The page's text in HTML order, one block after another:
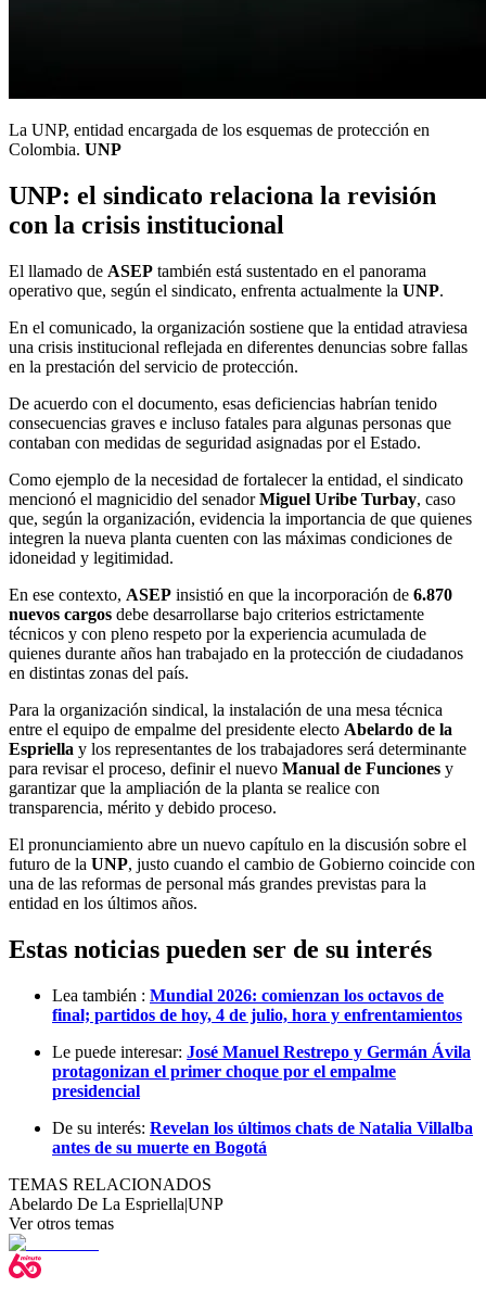
La UNP, entidad encargada de los esquemas de protección en
Colombia. UNP
UNP: el sindicato relaciona la revisión
con la crisis institucional
El llamado de ASEP también está sustentado en el panorama
operativo que, según el sindicato, enfrenta actualmente la UNP.
En el comunicado, la organización sostiene que la entidad atraviesa
una crisis institucional reflejada en diferentes denuncias sobre fallas
en la prestación del servicio de protección.
De acuerdo con el documento, esas deficiencias habrían tenido
consecuencias graves e incluso fatales para algunas personas que
contaban con medidas de seguridad asignadas por el Estado.
Como ejemplo de la necesidad de fortalecer la entidad, el sindicato
mencionó el magnicidio del senadorMiguel Uribe Turbay, caso
que, según la organización, evidencia la importancia de que quienes
integren la nueva planta cuenten con las máximas condiciones de
idoneidad y legitimidad.
En ese contexto, ASEP insistió en que la incorporación de 6.870
nuevos cargos debe desarrollarse bajo criterios estrictamente
técnicos y con pleno respeto por la experiencia acumulada de
quienes durante años han trabajado en la protección de ciudadanos
en distintas zonas del país.
Para la organización sindical, la instalación de una mesa técnica
entre el equipo de empalme del presidente electo Abelardo de la
Espriella y los representantes de los trabajadores será determinante
para revisar el proceso, definir el nuevo Manual de Funciones y
garantizar que la ampliación de la planta se realice con
transparencia, mérito y debido proceso.
El pronunciamiento abre un nuevo capítulo en la discusión sobre el
futuro de la UNP, justo cuando el cambio de Gobierno coincide con
una de las reformas de personal más grandes previstas para la
entidad en los últimos años.
Estas noticias pueden ser de su interés
Lea también : Mundial 2026: comienzan los octavos de
final; partidos de hoy, 4 de julio, hora y enfrentamientos
Le puede interesar: José Manuel Restrepo y Germán Ávila
protagonizan el primer choque por el empalme
presidencial
De su interés: Revelan los últimos chats de Natalia Villalba
antes de su muerte en Bogotá
TEMAS RELACIONADOS
Abelardo De La Espriella|UNP
Ver otros temas